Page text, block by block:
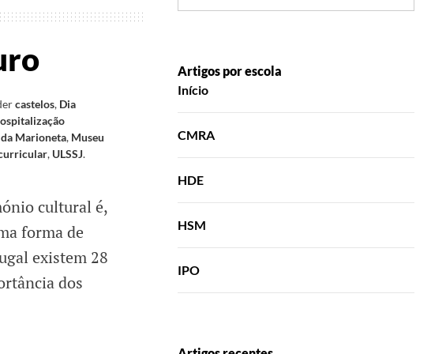
castelos, Dia
Marioneta, Museu
, ULSSJ.
cultural é,
forma de
existem 28
dos
Artigos por escola
Início
CMRA
HDE
HSM
IPO